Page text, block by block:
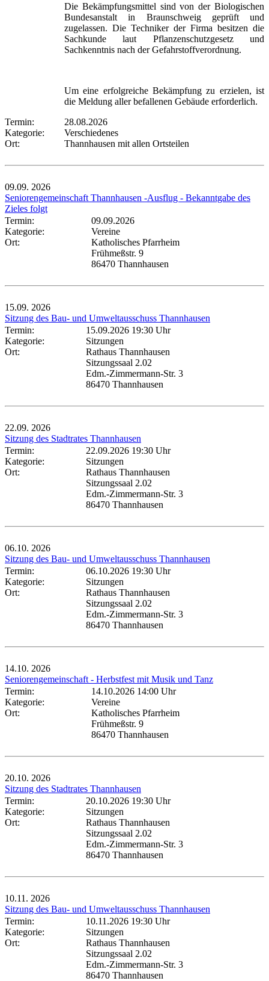
Die Bekämpfungsmittel sind von der Biologischen
Bundesanstalt in Braunschweig geprüft und
zugelassen. Die Techniker der Firma besitzen die
Sachkunde laut Pflanzenschutzgesetz und
Sachkenntnis nach der Gefahrstoffverordnung.
Um eine erfolgreiche Bekämpfung zu erzielen, ist
die Meldung aller befallenen Gebäude erforderlich.
Termin:
28.08.2026
Kategorie:
Verschiedenes
Ort:
Thannhausen mit allen Ortsteilen
09.09. 2026
Seniorengemeinschaft Thannhausen -Ausflug - Bekanntgabe des
Zieles folgt
Termin:
09.09.2026
Kategorie:
Vereine
Ort:
Katholisches Pfarrheim
Frühmeßstr. 9
86470 Thannhausen
15.09. 2026
Sitzung des Bau- und Umweltausschuss Thannhausen
Termin:
15.09.2026 19:30 Uhr
Kategorie:
Sitzungen
Ort:
Rathaus Thannhausen
Sitzungssaal 2.02
Edm.-Zimmermann-Str. 3
86470 Thannhausen
22.09. 2026
Sitzung des Stadtrates Thannhausen
Termin:
22.09.2026 19:30 Uhr
Kategorie:
Sitzungen
Ort:
Rathaus Thannhausen
Sitzungssaal 2.02
Edm.-Zimmermann-Str. 3
86470 Thannhausen
06.10. 2026
Sitzung des Bau- und Umweltausschuss Thannhausen
Termin:
06.10.2026 19:30 Uhr
Kategorie:
Sitzungen
Ort:
Rathaus Thannhausen
Sitzungssaal 2.02
Edm.-Zimmermann-Str. 3
86470 Thannhausen
14.10. 2026
Seniorengemeinschaft - Herbstfest mit Musik und Tanz
Termin:
14.10.2026 14:00 Uhr
Kategorie:
Vereine
Ort:
Katholisches Pfarrheim
Frühmeßstr. 9
86470 Thannhausen
20.10. 2026
Sitzung des Stadtrates Thannhausen
Termin:
20.10.2026 19:30 Uhr
Kategorie:
Sitzungen
Ort:
Rathaus Thannhausen
Sitzungssaal 2.02
Edm.-Zimmermann-Str. 3
86470 Thannhausen
10.11. 2026
Sitzung des Bau- und Umweltausschuss Thannhausen
Termin:
10.11.2026 19:30 Uhr
Kategorie:
Sitzungen
Ort:
Rathaus Thannhausen
Sitzungssaal 2.02
Edm.-Zimmermann-Str. 3
86470 Thannhausen